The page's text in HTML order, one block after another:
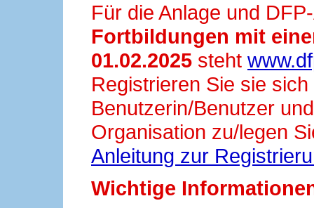
Für die Anlage und
Fortbildungen mit
01.02.2025 steht
Registrieren Sie sie
Benutzerin/Benutzer
Organisation zu/legen
Anleitung zur
Wichtige